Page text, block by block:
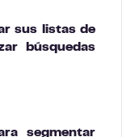
sus listas de
búsquedas
segmentar